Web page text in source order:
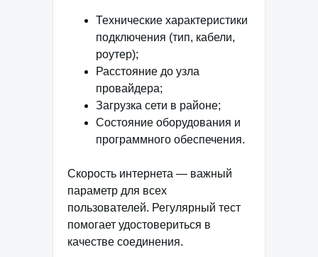
Технические характеристики
подключения (тип, кабели,
роутер);
Расстояние до узла
провайдера;
Загрузка сети в районе;
Состояние оборудования и
программного обеспечения.
Скорость интернета — важный
параметр для всех
пользователей. Регулярный тест
помогает удостовериться в
качестве соединения.